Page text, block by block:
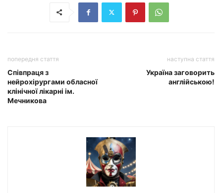
попередня стаття
Співпраця з
нейрохірургами обласної
клінічної лікарні ім.
Мечникова
наступна стаття
Україна заговорить
англійською!